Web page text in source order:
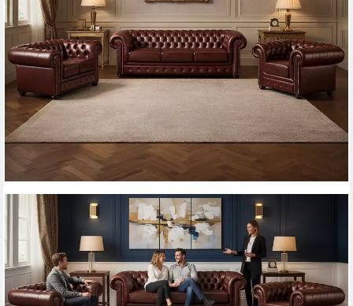
JVMOEBEL
Chesterfield-Sofa Sofagarnitur Ledersofa Chesterfield 3+2+1
100% Leder Sofort, 3 Teile
4.199,00 € UVP5.089,00 €
-17%
lieferbar - in 8-10 Werktagen bei dir